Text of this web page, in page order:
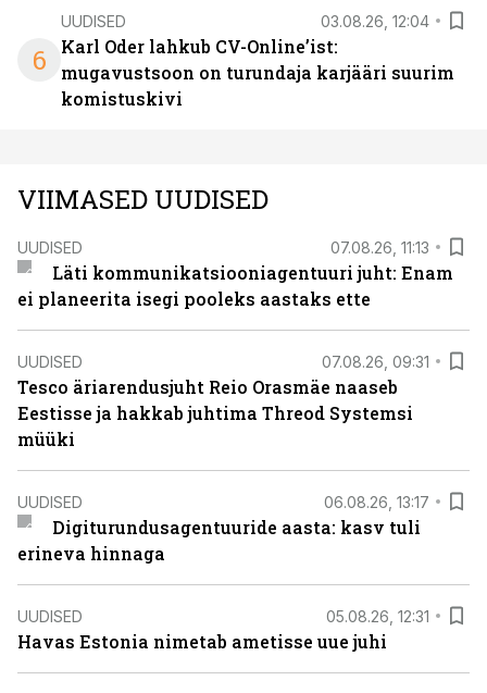
6
UUDISED 03.08.26, 12:04
Karl Oder lahkub CV-Online’ist:
mugavustsoon on turundaja karjääri suurim
komistuskivi
VIIMASED UUDISED
UUDISED 07.08.26, 11:13
Läti kommunikatsiooniagentuuri juht: Enam
ei planeerita isegi pooleks aastaks ette
UUDISED 07.08.26, 09:31
Tesco äriarendusjuht Reio Orasmäe naaseb
Eestisse ja hakkab juhtima Threod Systemsi
müüki
UUDISED 06.08.26, 13:17
Digiturundusagentuuride aasta: kasv tuli
erineva hinnaga
UUDISED 05.08.26, 12:31
Havas Estonia nimetab ametisse uue juhi